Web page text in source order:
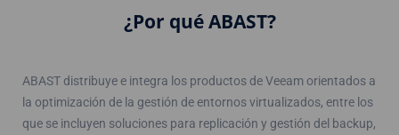
¿Por qué ABAST?
ABAST distribuye e integra los productos de Veeam orientados a
la optimización de la gestión de entornos virtualizados, entre los
que se incluyen soluciones para replicación y gestión del backup,